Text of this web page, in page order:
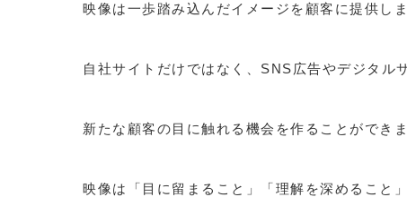
映像は一歩踏み込んだイメージを顧客に提供しま
自社サイトだけではなく、SNS広告やデジタル
新たな顧客の目に触れる機会を作ることができま
映像は「目に留まること」「理解を深めること